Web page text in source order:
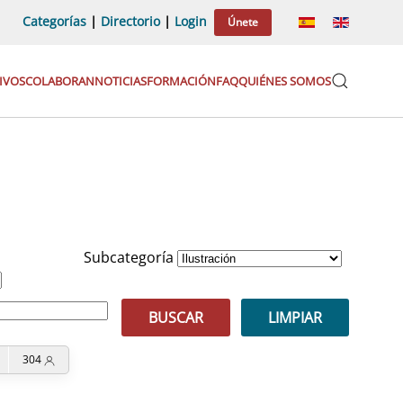
Categorías | Directorio| Login Únete
COLABORANNOTICIASFORMACIÓNFAQQUIÉNES SOMOS
Subcategoría
BUSCAR LIMPIAR
304